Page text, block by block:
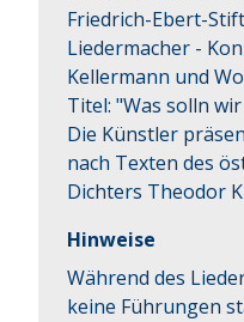
Friedrich-Ebert-
Liedermacher -
Kellermann und
Titel: "Was solln
Die Künstler
nach Texten des
Dichters Theodor
Hinweise
Während des
keine Führungen